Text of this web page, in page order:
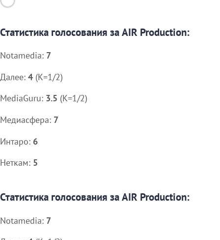
Статистика голосования за AIR Production:
Notamedia: 7
Далее: 4 (K=1/2)
MediaGuru: 3.5 (K=1/2)
Медиасфера: 7
Интаро: 6
Неткам: 5
Статистика голосования за AIR Production:
Notamedia: 7